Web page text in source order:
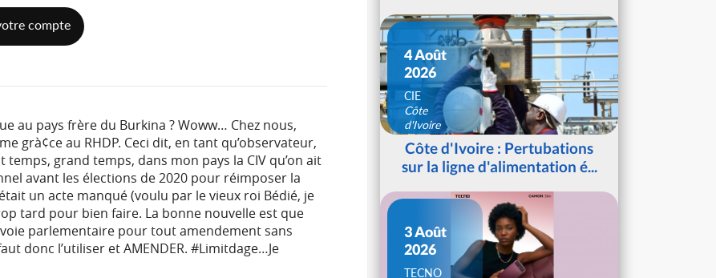
compte
au pays frère du Burkina ? Woww… Chez nous,
grà¢ce au RHDP. Ceci dit, en tant qu’observateur,
temps, grand temps, dans mon pays la CIV qu’on ait
avant les élections de 2020 pour réimposer la
un acte manqué (voulu par le vieux roi Bédié, je
tard pour bien faire. La bonne nouvelle est que
parlementaire pour tout amendement sans
donc l’utiliser et AMENDER. #Limitdage…Je
4 Août
2026
CIE
Côte
d'Ivoire
Côte d'Ivoire : Pertubations
sur la ligne d'alimentation é...
3 Août
2026
TECNO